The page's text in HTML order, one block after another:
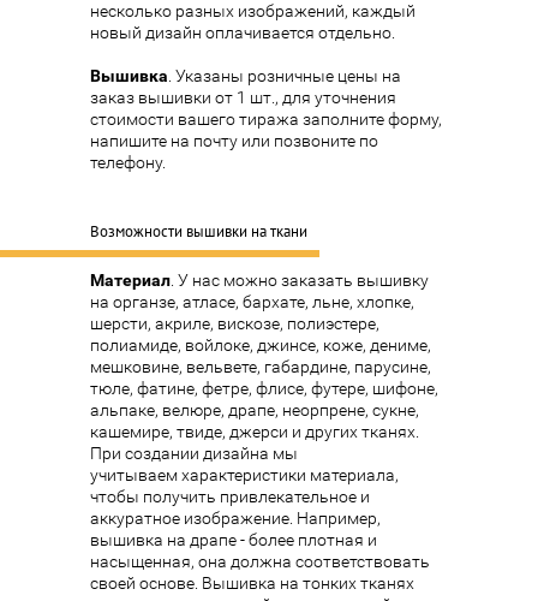
несколько разных изображений, каждый
новый дизайн оплачивается отдельно.
Вышивка . Указаны розничные цены на
заказ вышивки от 1 шт., для уточнения
стоимости вашего тиража заполните форму,
напишите на почту или позвоните по
телефону.
Возможности вышивки на ткани
Материал. У нас можно заказать вышивку
на органзе, атласе, бархате, льне, хлопке,
шерсти, акриле, вискозе, полиэстере,
полиамиде, войлоке, джинсе, коже, дениме,
мешковине, вельвете, габардине, парусине,
тюле, фатине, фетре, флисе, футере, шифоне,
альпаке, велюре, драпе, неорпрене, сукне,
кашемире, твиде, джерси и других тканях.
При создании дизайна мы
учитываемхарактеристики материала,
чтобы получить привлекательное и
аккуратное изображение. Например,
вышивка на драпе - более плотная и
насыщенная, она должна соответствовать
своей основе. Вышивка на тонких тканях